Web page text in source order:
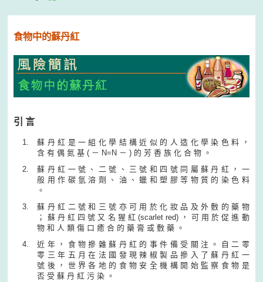
食物中的蘇丹紅
引 言
蘇 丹 紅 是 一 組 化 學 結 構 近 似 的 人 造 化 學 染 色 料 ，
含 有 偶 氮 基 ( － N=N － ) 的 芳 香 族 化 合 物 。
蘇 丹 紅 一 號 、 二 號 、 三 號 和 四 號 同 屬 蘇 丹 紅 ， 一
般 用 作 碳 氫 溶 劑 、 油 、 蠟 和 塑 膠 等 物 質 的 染 色 料
。
蘇 丹 紅 二 號 和 三 號 亦 可 用 於 化 妝 品 及 外 敷 的 藥 物
； 蘇 丹 紅 四 號 又 名 猩 紅 (scarlet red) ， 可 用 於 促 進 動
物 和 人 類 傷 口 癒 合 的 藥 膏 或 敷 藥 。
近 年 ， 食 物 摻 雜 蘇 丹 紅 的 事 件 備 受 關 注 。 自 二 零
零 三 年 五 月 在 法 國 發 現 辣 椒 製 品 摻 入 了 蘇 丹 紅 一
號 後 ， 世 界 各 地 的 食 物 安 全 機 構 開 始 監 察 食 物 是
否 受 蘇 丹 紅 污 染 。